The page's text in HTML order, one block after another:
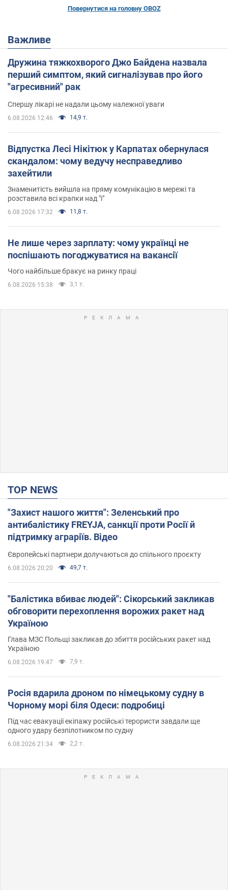
Повернутися на головну OBOZ
Важливе
Дружина тяжкохворого Джо Байдена назвала
перший симптом, який сигналізував про його
"агресивний" рак
Спершу лікарі не надали цьому належної уваги
6.08.2026 12:46 14,9 т.
Відпустка Лесі Нікітюк у Карпатах обернулася
скандалом: чому ведучу несправедливо
захейтили
Знаменитість вийшла на пряму комунікацію в мережі та
розставила всі крапки над "і"
6.08.2026 17:32 11,8 т.
Не лише через зарплату: чому українці не
поспішають погоджуватися на вакансії
Чого найбільше бракує на ринку праці
6.08.2026 15:38 3,1 т.
TOP NEWS
"Захист нашого життя": Зеленський про
антибалістику FREYJA, санкції проти Росії й
підтримку аграріїв. Відео
Європейські партнери долучаються до спільного проєкту
6.08.2026 20:20 49,7 т.
"Балістика вбиває людей": Сікорський закликав
обговорити перехоплення ворожих ракет над
Україною
Глава МЗС Польщі закликав до збиття російських ракет над
Україною
6.08.2026 19:47 7,9 т.
Росія вдарила дроном по німецькому судну в
Чорному морі біля Одеси: подробиці
Під час евакуації екіпажу російські терористи завдали ще
одного удару безпілотником по судну
6.08.2026 21:34 2,2 т.